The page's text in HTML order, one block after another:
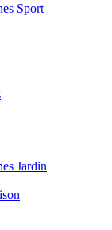
Sport
Jardin